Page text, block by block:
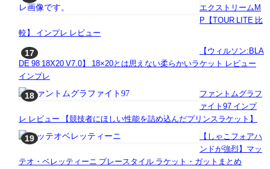
エクストリームM
P【TOUR LITE 比
較】 インプレ レビュー
【ウィルソン:BLA
DE 98 18X20 V7.0】 18×20とは思えない柔らかいラケット レビュー
インプレ
ファントムグラフ
ァイト97 インプ
レ レビュー 【競技者にほしい性能を詰め込んだプリンスラケット】
【しゃこフォアハ
ンドが強烈】マッ
テオ・ベレッティーニ プレースタイル ラケット・ガットまとめ